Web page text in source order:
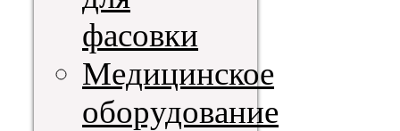
фасовки
Медицинское
оборудование